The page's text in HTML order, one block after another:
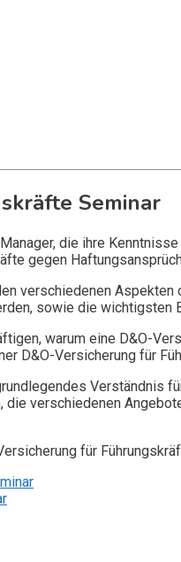
Seminar
die ihre
gegen
verschiedenen
sowie die wichtigsten
warum eine D&O-
D&O-Versicherung für
Verständnis
die verschiedenen
für